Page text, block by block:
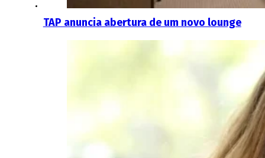
TAP anuncia abertura de um novo lounge